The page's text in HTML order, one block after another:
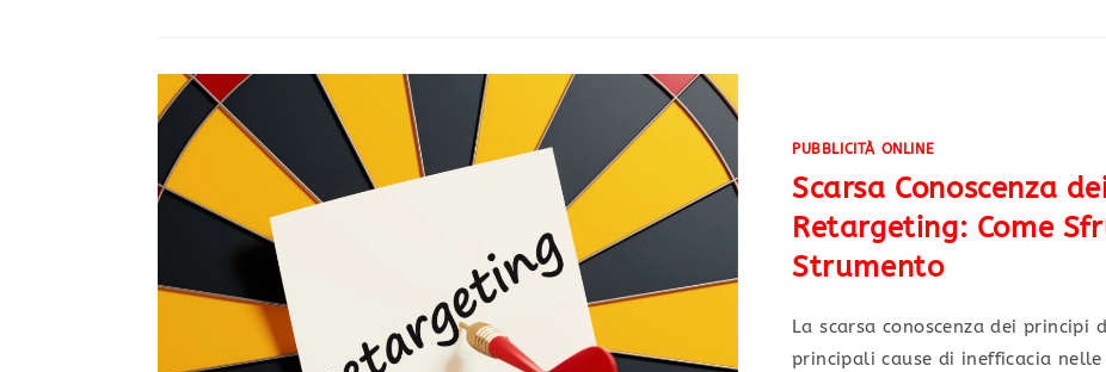
PUBBLICITÀ ONLINE
Scarsa Conoscenza
Retargeting: Come
Strumento
La scarsa conoscenza dei
principali cause di inefficacia